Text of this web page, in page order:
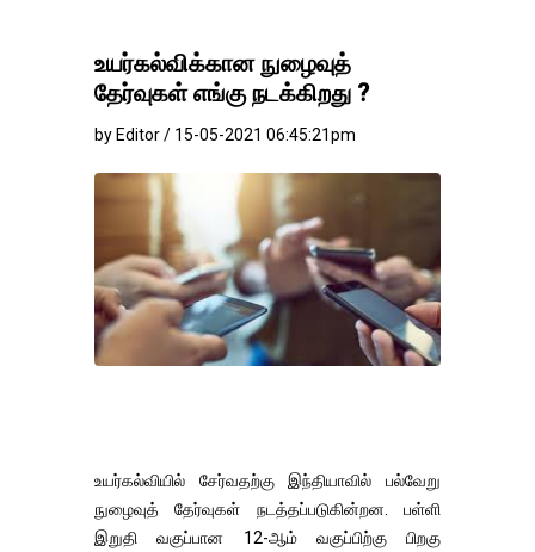
உயர்கல்விக்கான நுழைவுத்
தேர்வுகள் எங்கு நடக்கிறது ?
by Editor / 15-05-2021 06:45:21pm
உயர்கல்வியில் சேர்வதற்கு இந்தியாவில் பல்வேறு
நுழைவுத் தேர்வுகள் நடத்தப்படுகின்றன. பள்ளி
இறுதி வகுப்பான 12-ஆம் வகுப்பிற்கு பிறகு